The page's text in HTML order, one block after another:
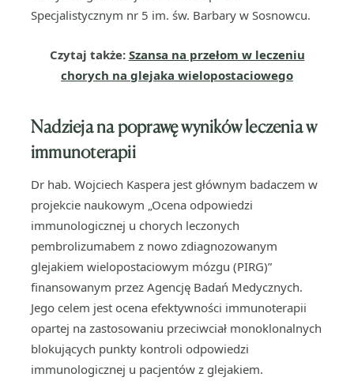
Specjalistycznym nr 5 im. św. Barbary w Sosnowcu.
Czytaj także: Szansa na przełom w leczeniu
chorych na glejaka wielopostaciowego
Nadzieja na poprawę wyników leczenia w
immunoterapii
Dr hab. Wojciech Kaspera jest głównym badaczem w
projekcie naukowym „Ocena odpowiedzi
immunologicznej u chorych leczonych
pembrolizumabem z nowo zdiagnozowanym
glejakiem wielopostaciowym mózgu (PIRG)”
finansowanym przez Agencję Badań Medycznych.
Jego celem jest ocena efektywności immunoterapii
opartej na zastosowaniu przeciwciał monoklonalnych
blokujących punkty kontroli odpowiedzi
immunologicznej u pacjentów z glejakiem.